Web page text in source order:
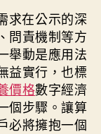
求在公示的深
問責機制等方
舉動是應用法
益實行，也標
價格數字經濟
個步驟。讓算
必將擁抱一個